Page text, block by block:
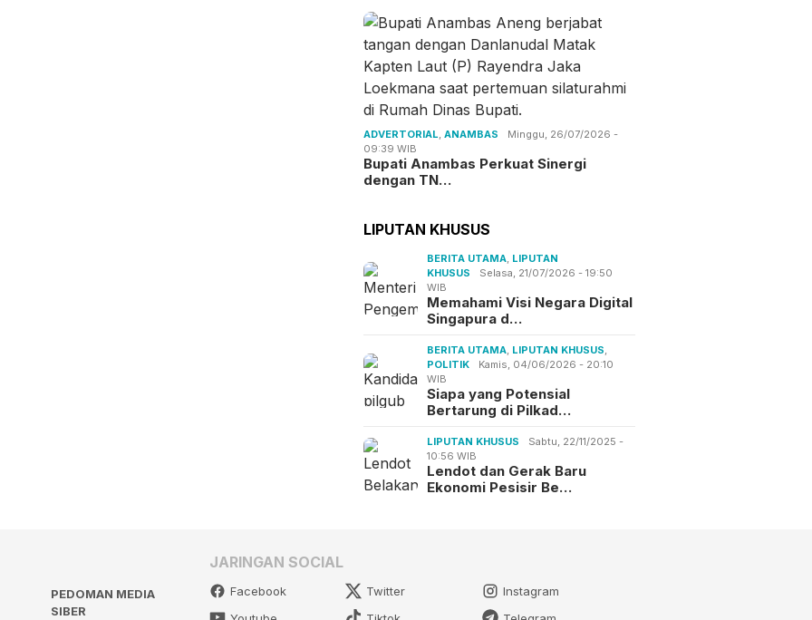
ADVERTORIAL ,ANAMBAS
Minggu, 26/07/2026 -
09:39 WIB
Bupati Anambas Perkuat Sinergi
dengan TN…
LIPUTAN KHUSUS
BERITA UTAMA LIPUTAN
KHUSUS
Selasa, 21/07/2026 - 19:50
WIB
Memahami Visi Negara Digital
Singapura d…
BERITA UTAMA LIPUTAN KHUSUS
POLITIK
Kamis, 04/06/2026 - 20:10
WIB
Siapa yang Potensial
Bertarung di Pilkad…
LIPUTAN KHUSUS
Sabtu, 22/11/2025 -
10:56 WIB
Lendot dan Gerak Baru
Ekonomi Pesisir Be…
PEDOMAN MEDIA
SIBER
JARINGAN SOCIAL
Facebook Twitter
Instagram